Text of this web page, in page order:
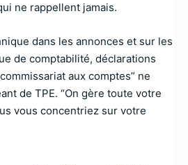
ne rappellent jamais.
dans les annonces et sur les
de comptabilité, déclarations
aux comptes” ne
de TPE. “On gère toute votre
vous concentriez sur votre